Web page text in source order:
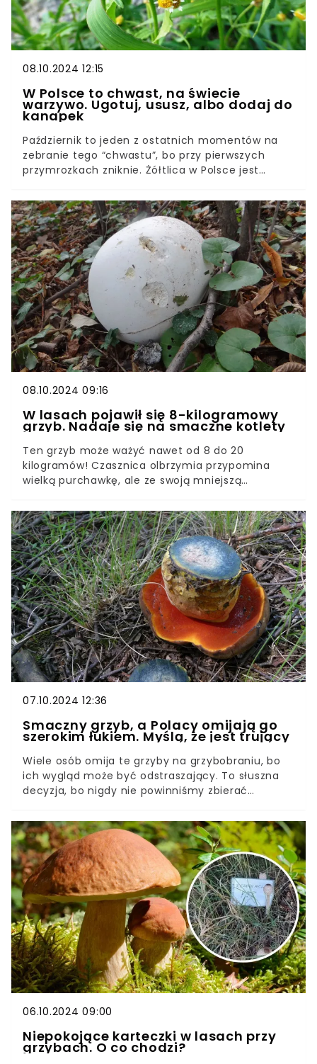
08.10.2024 12:15
W Polsce to chwast, na świecie
warzywo. Ugotuj, ususz, albo dodaj do
kanapek
Październik to jeden z ostatnich momentów na
zebranie tego “chwastu”, bo przy pierwszych
przymrozkach zniknie. Żółtlica w Polsce jest
rolnikom sen z powiek, ale na świecie stosowana
jest w kuchni jak warzywo lub przyprawa. Smakuje
trochę jak mniej kwaśny szpinak, z nutami
orzechowymi lub słonecznikowymi. Można jeść ją
na surowo lub po przegotowaniu.
08.10.2024 09:16
W lasach pojawił się 8-kilogramowy
grzyb. Nadaje się na smaczne kotlety
Ten grzyb może ważyć nawet od 8 do 20
kilogramów! Czasznica olbrzymia przypomina
wielką purchawkę, ale ze swoją mniejszą
grzyb, który jest doceniany przez wielu smakoszy
za swój delikatny, lekko kwaskowaty smak. Jak
donoszą grzybiarze, czasznicę można coraz
częściej spotkać w lasach.
07.10.2024 12:36
Smaczny grzyb, a Polacy omijają go
szerokim łukiem. Myślą, że jest trujący
Wiele osób omija te grzyby na grzybobraniu, bo
ich wygląd może być odstraszający. To słuszna
decyzja, bo nigdy nie powinniśmy zbierać
Doświadczeni grzybiarze potrafią jednak je
rozpoznać i docenić ich delikatny smak oraz
aromat. Borowiki ceglastopore najłatwiej spotkać
w październiku, zwłaszcza na południu Polski.
06.10.2024 09:00
Niepokojące karteczki w lasach przy
grzybach. O co chodzi?